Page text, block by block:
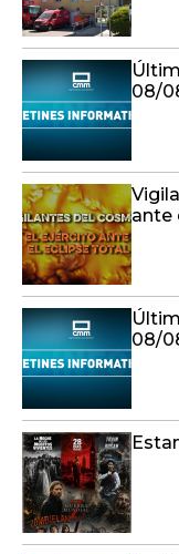
08/
ante
08/